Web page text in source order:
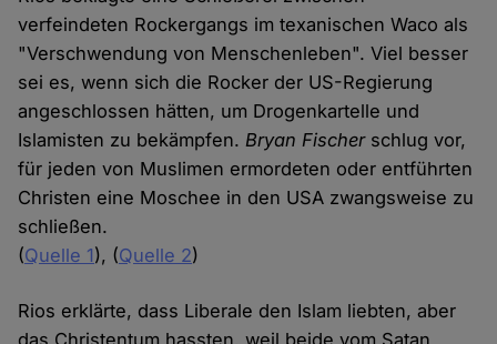
verfeindeten Rockergangs im texanischen Waco als
"Verschwendung von Menschenleben". Viel besser
sei es, wenn sich die Rocker der US-Regierung
angeschlossen hätten, um Drogenkartelle und
Islamisten zu bekämpfen.Bryan Fischerschlug vor,
für jeden von Muslimen ermordeten oder entführten
Christen eine Moschee in den USA zwangsweise zu
schließen.
(Quelle 1), (Quelle 2)
Rios erklärte, dass Liberale den Islam liebten, aber